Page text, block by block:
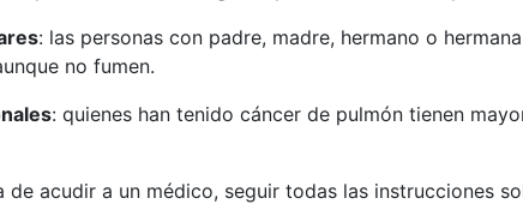
: las personas con padre, madre, hermano o
no fumen.
: quienes han tenido cáncer de pulmón tienen
de acudir a un médico, seguir todas las instrucciones